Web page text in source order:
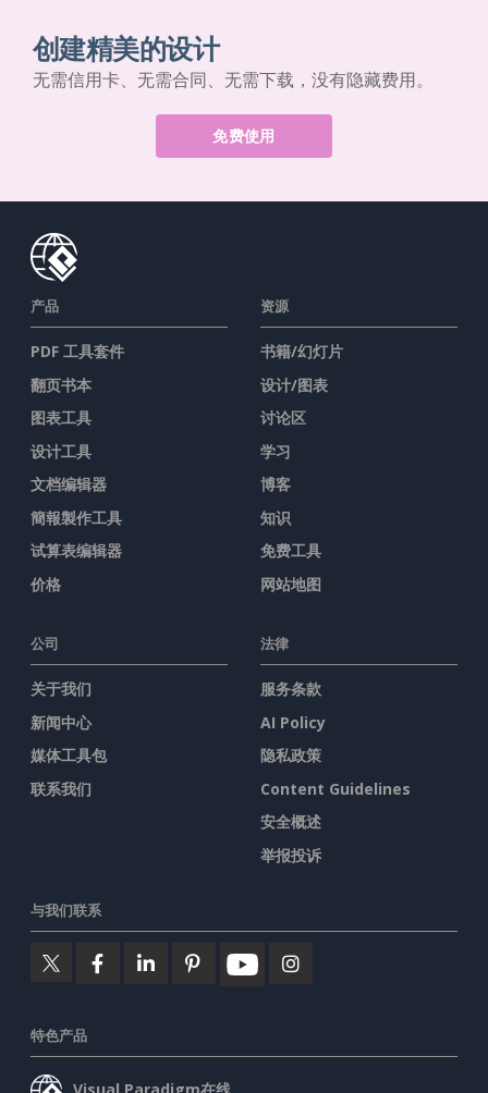
创建精美的设计
无需信用卡、无需合同、无需下载，没有隐藏费用。
免费使用
产品
PDF 工具套件
翻页书本
图表工具
设计工具
文档编辑器
簡報製作工具
试算表编辑器
价格
资源
书籍/幻灯片
设计/图表
讨论区
学习
博客
知识
免费工具
网站地图
公司
关于我们
新闻中心
媒体工具包
联系我们
法律
服务条款
AI Policy
隐私政策
Content Guidelines
安全概述
举报投诉
与我们联系
特色产品